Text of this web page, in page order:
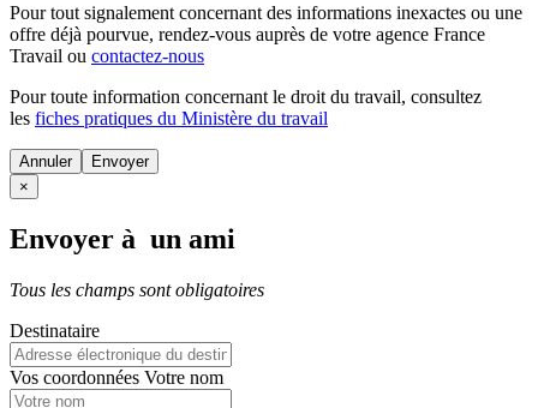
Pour tout signalement concernant des informations inexactes ou une
offre déjà pourvue, rendez-vous auprès de votre agence France
Travail ou contactez-nous
Pour toute information concernant le droit du travail, consultez
les fiches pratiques du Ministère du travail
Annuler
×
Envoyer à un ami
Tous les champs sont obligatoires
Destinataire
Vos coordonnées Votre nom